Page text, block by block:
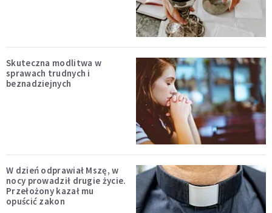
Skuteczna modlitwa w
sprawach trudnych i
beznadziejnych
W dzień odprawiał Mszę, w
nocy prowadził drugie życie.
Przełożony kazał mu
opuścić zakon